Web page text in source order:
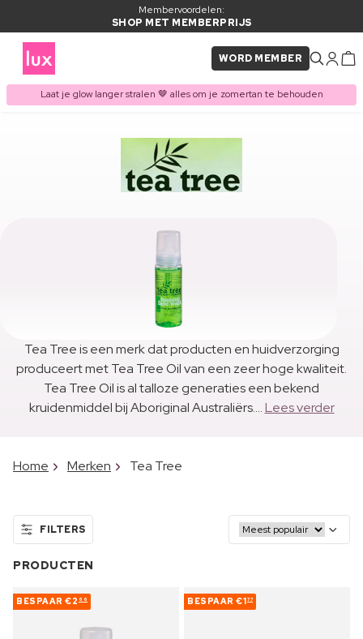
Membervoordelen:
SHOP MET MEMBERPRIJS
WORD MEMBER
Laat je glow langer stralen 🤎 alles om je zomertan te behouden
Tea Tree is een merk dat producten en huidverzorging
produceert met Tea Tree Oil van een zeer hoge kwaliteit.
Tea Tree Oil is al talloze generaties een bekend
kruidenmiddel bij Aboriginal Australiërs....Lees verder
Home Merken Tea Tree
FILTERS
PRODUCTEN
BESPAAR €2 66 BESPAAR €177